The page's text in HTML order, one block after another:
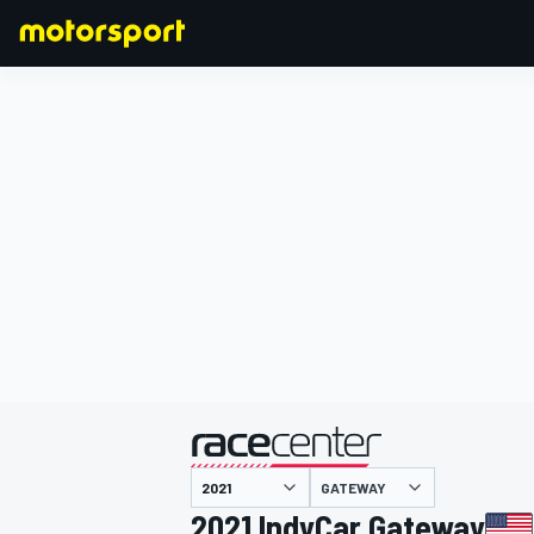
主催
GATEWAY